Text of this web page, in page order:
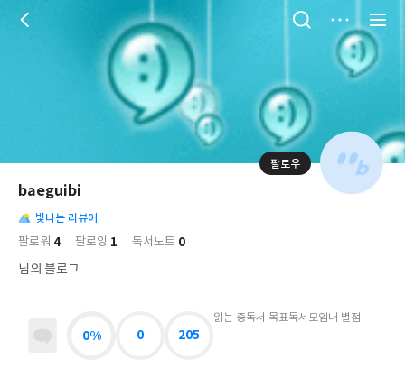
팔로우
baeguibi
님
의
사
락
빛나는 리뷰어
팔로워 4 팔로잉 1 독서노트 0
님의 블로그
읽는 중독서 목표
0%
독서모임
0
내 별점
205